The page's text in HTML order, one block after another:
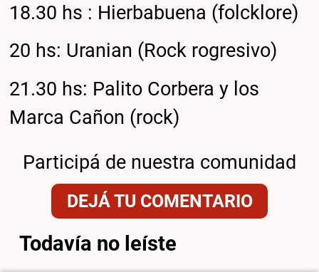
18.30 hs : Hierbabuena (folcklore)
20 hs: Uranian (Rock rogresivo)
21.30 hs: Palito Corbera y los
Marca Cañon (rock)
Participá de nuestra comunidad
DEJÁ TU COMENTARIO
Todavía no leíste